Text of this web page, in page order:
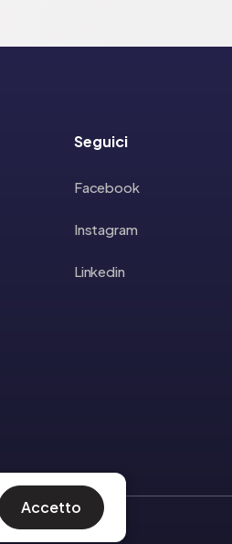
Accetto
Seguici
Facebook
Instagram
Linkedin